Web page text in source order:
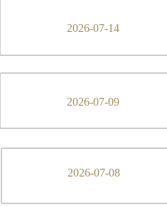
2026-07-09
2026-07-14
2026-07-08